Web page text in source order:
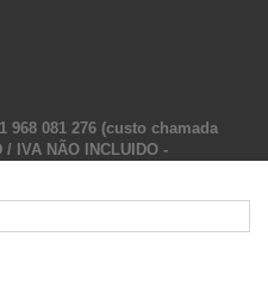
968 081 276 (custo chamada
/ IVA NÃO INCLUIDO -